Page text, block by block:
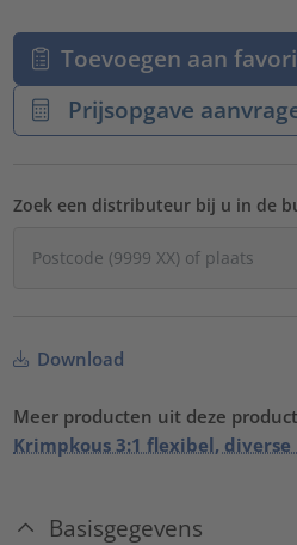
Toevoegen aan
Prijsopgave
Zoek een distributeur bij u in de
Download
Meer producten uit deze
Krimpkous 3:1 flexibel,
Basisgegevens